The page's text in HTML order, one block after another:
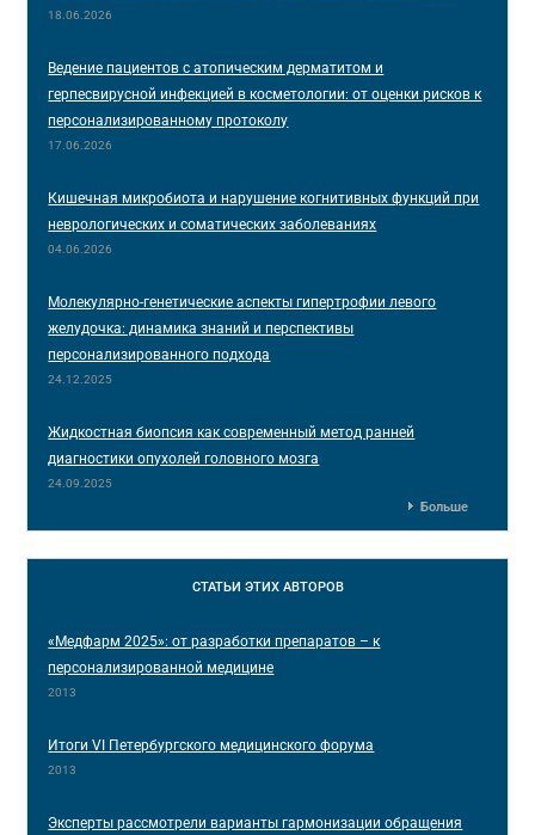
18.06.2026
Ведение пациентов с атопическим дерматитом и
герпесвирусной инфекцией в косметологии: от оценки рисков к
персонализированному протоколу
17.06.2026
Кишечная микробиота и нарушение когнитивных функций при
неврологических и соматических заболеваниях
04.06.2026
Молекулярно-генетические аспекты гипертрофии левого
желудочка: динамика знаний и перспективы
персонализированного подхода
24.12.2025
Жидкостная биопсия как современный метод ранней
диагностики опухолей головного мозга
24.09.2025
Больше
СТАТЬИ ЭТИХ АВТОРОВ
«Медфарм 2025»: от разработки препаратов – к
персонализированной медицине
2013
Итоги VI Петербургского медицинского форума
2013
Эксперты рассмотрели варианты гармонизации обращения